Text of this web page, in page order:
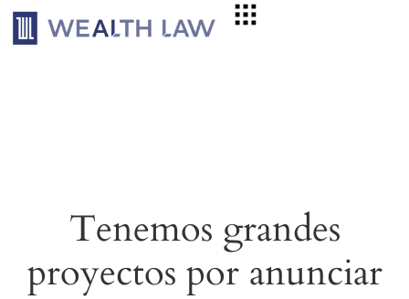
Tenemos grandes
proyectos por anunciar